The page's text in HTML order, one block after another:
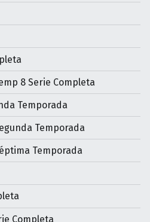
8 Serie Completa
Temporada
Temporada
Temporada
Completa